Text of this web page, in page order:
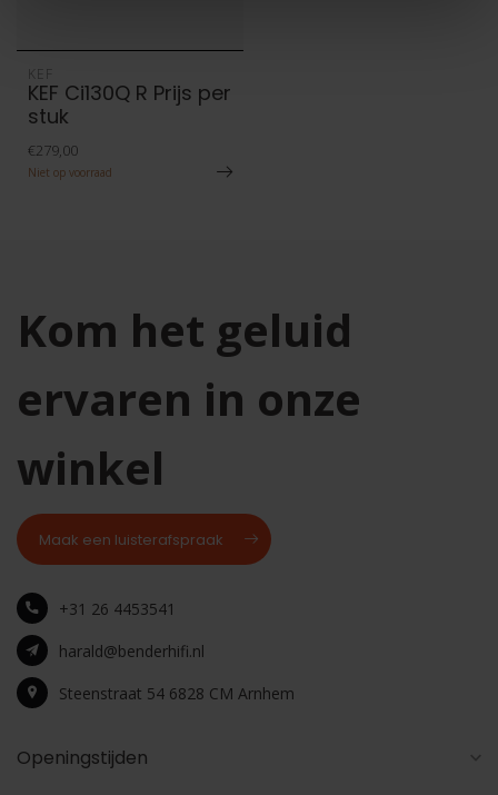
KEF
KEF Ci130Q R Prijs per
stuk
€279,00
Niet op voorraad
Kom het geluid
ervaren in onze
winkel
Maak een luisterafspraak
+31 26 4453541
harald@benderhifi.nl
Steenstraat 54 6828 CM Arnhem
Openingstijden